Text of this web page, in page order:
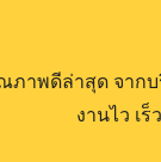
ภาพดีล่าสุด จาก
งานไว เ